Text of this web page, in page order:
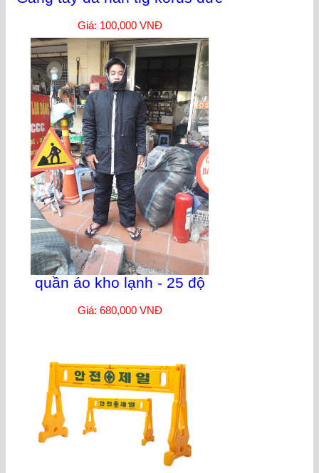
Giá: 100,000 VNĐ
quần áo kho lạnh - 25 độ
Giá: 680,000 VNĐ